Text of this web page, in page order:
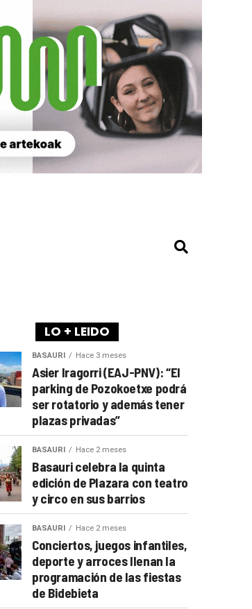
LO + LEIDO
BASAURI Hace 3 meses
Asier Iragorri (EAJ-PNV): “El
parking de Pozokoetxe podrá
ser rotatorio y además tener
plazas privadas”
BASAURI Hace 2 meses
Basauri celebra la quinta
edición de Plazara con teatro
y circo en sus barrios
BASAURI Hace 2 meses
Conciertos, juegos infantiles,
deporte y arroces llenan la
programación de las fiestas
de Bidebieta